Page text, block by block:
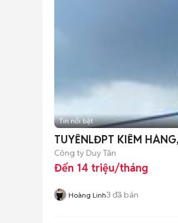
Tin nổi bật
TUYỂNLĐPT KIỂM
Công ty Duy Tân
Đến 14 triệu/tháng
Hoàng Linh3 đã bán